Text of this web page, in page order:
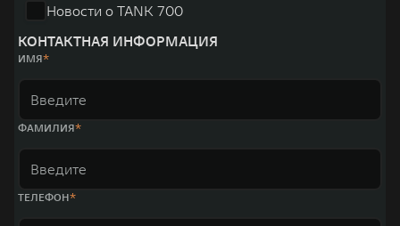
Новости о TANK 700
КОНТАКТНАЯ ИНФОРМАЦИЯ
ИМЯ
ФАМИЛИЯ
ТЕЛЕФОН